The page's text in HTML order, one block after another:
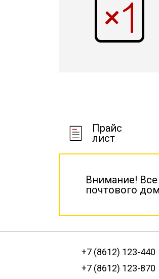
Прайс
лист
Внимание!
почтового
+7 (8612) 123-440
+7 (8612) 123-870